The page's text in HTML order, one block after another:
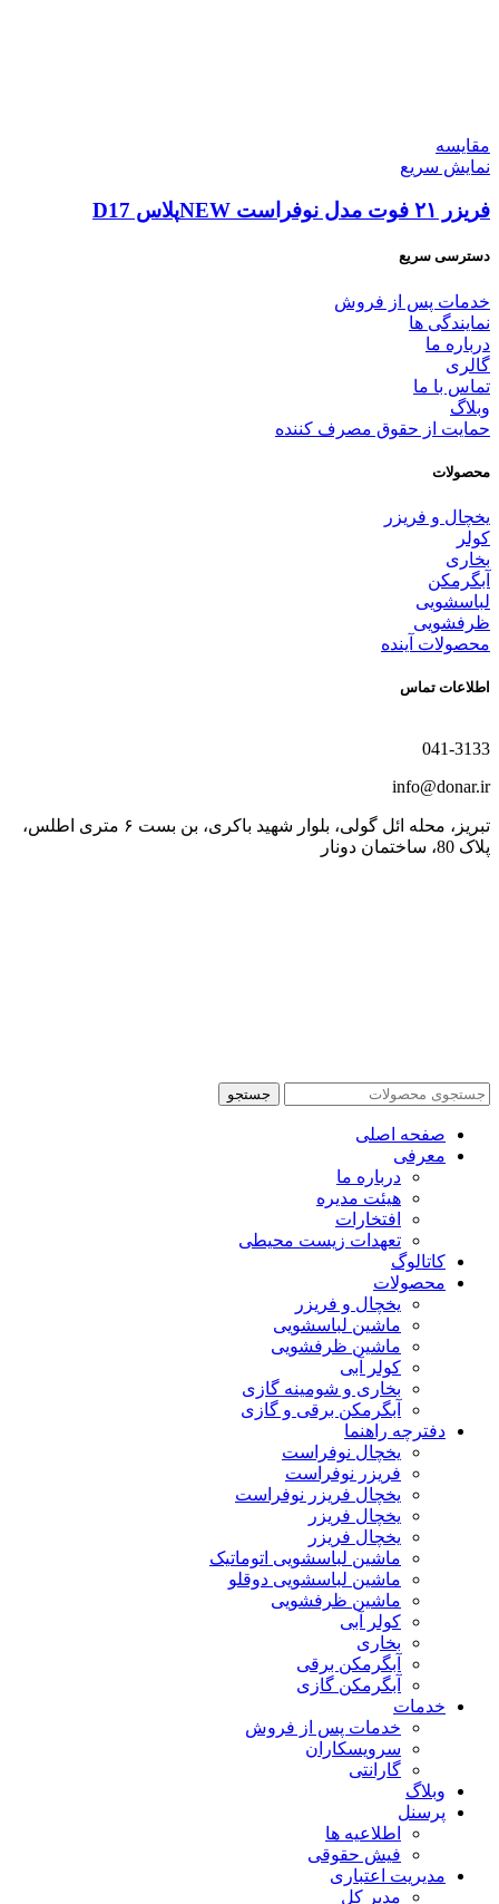
مقايسه
نمایش سریع
فریزر ۲۱ فوت مدل نوفراست NEWپلاس D17
دسترسی سریع
خدمات پس از فروش
نمایندگی ها
درباره ما
گالری
تماس با ما
وبلاگ
حمایت از حقوق مصرف کننده
محصولات
یخچال و فریزر
کولر
بخاری
آبگرمکن
لباسشویی
ظرفشویی
محصولات آینده
اطلاعات تماس
041-3133
info@donar.ir
تبریز، محله ائل گولی، بلوار شهید باکری، بن بست ۶ متری اطلس،
پلاک 80، ساختمان دونار
جستجو
صفحه اصلی
معرفی
درباره ما
هیئت مدیره
افتخارات
تعهدات زیست محیطی
کاتالوگ
محصولات
یخچال و فریزر
ماشین لباسشویی
ماشین ظرفشویی
کولر آبی
بخاری و شومینه گازی
آبگرمکن برقی و گازی
دفترچه راهنما
یخچال نوفراست
فریزر نوفراست
یخچال فریزر نوفراست
یخچال فریزر
یخچال فریزر
ماشین لباسشویی اتوماتیک
ماشین لباسشویی دوقلو
ماشین ظرفشویی
کولر آبی
بخاری
آبگرمکن برقی
آبگرمکن گازی
خدمات
خدمات پس از فروش
سرویسکاران
گارانتی
وبلاگ
پرسنل
اطلاعیه ها
فیش حقوقی
مدیریت اعتباری
مدیر کل